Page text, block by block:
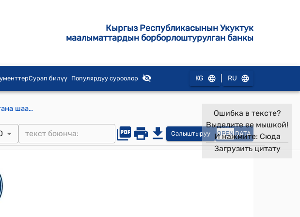
Кыргыз Республикасынын Укуктук
маалыматтардын борборлоштурулган банкы
Сурап билүү Популярдуу суроолор KG RU
КР 2020-жылдын 14-январындагы № 3 "2018-жылдын 8-ноябрында Астана шаарында кол коюлган 2002-жылдын 7-октябрындагы Жамааттык коопсуздук жөнүндө келишим уюмунун Уставына өзгөртүүлөрдү киргизүү тууралуу Үчүнчү протоколду ратификациялоо жөнүндө" Мыйзамы
Салыштыруу OPEN DATA
Ошибка в тексте?
Выделите ее мышкой!
И нажмите: Сюда
Загрузить цитату